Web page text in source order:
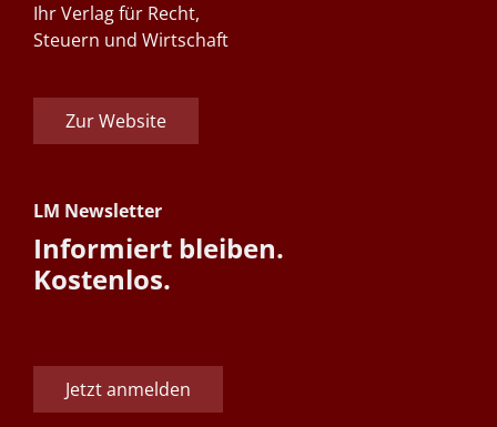
Ihr Verlag für Recht,
Steuern und Wirtschaft
Zur Website
LM Newsletter
Informiert bleiben.
Kostenlos.
Jetzt anmelden